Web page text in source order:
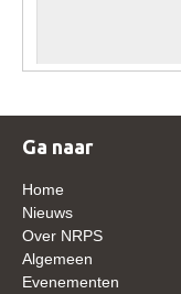
Paard te koop
Inloggen
CONTACT
REGIO'S
Regio Noord
Ga naar
Home
Nieuws
Over NRPS
Algemeen
Evenementen